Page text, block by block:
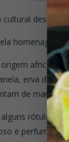
cultural desse
homenagem
africana
erva doce,
de maneira
rótulos
e perfumado.